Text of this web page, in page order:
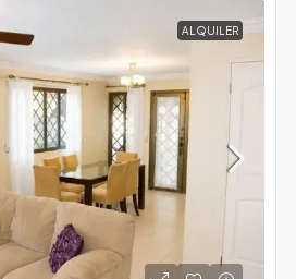
ALQUILER